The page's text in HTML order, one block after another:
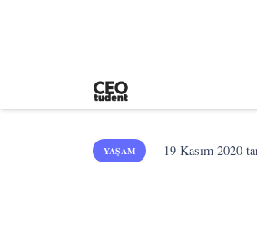
YAŞAM 19 Kasım 2020